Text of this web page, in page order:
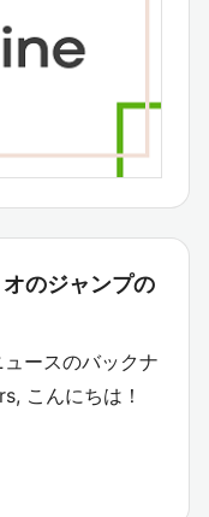
のジャンプの
ースのバックナ
こんにちは！